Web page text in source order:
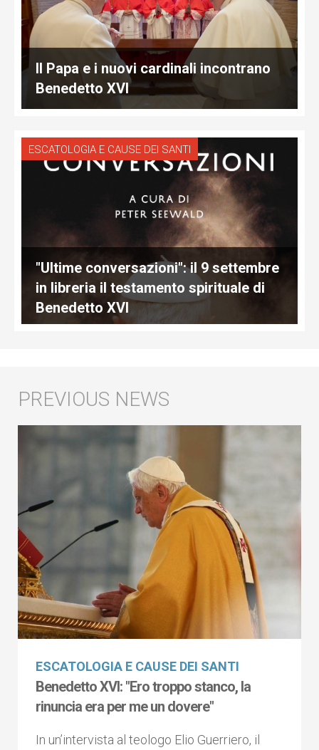
Il Papa e i nuovi cardinali incontrano
Benedetto XVI
ESCATOLOGIA E CAUSE DEI SANTI
"Ultime conversazioni": il 9 settembre
in libreria il testamento spirituale di
Benedetto XVI
ESCATOLOGIA E CAUSE DEI SANTI
Benedetto XVI: "Ero troppo stanco, la
rinuncia era per me un dovere"
In un’intervista al teologo Elio Guerriero, il